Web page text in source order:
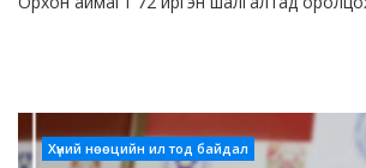
Хүний нөөцийн ил тод байдал